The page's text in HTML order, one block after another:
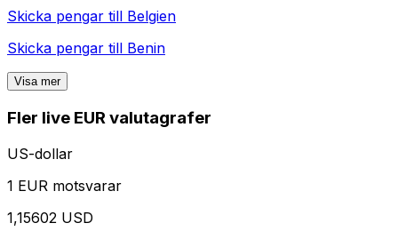
Skicka pengar till Belgien
Skicka pengar till Benin
Visa mer
Fler live EUR valutagrafer
US-dollar
1 EUR motsvarar
1,15602 USD